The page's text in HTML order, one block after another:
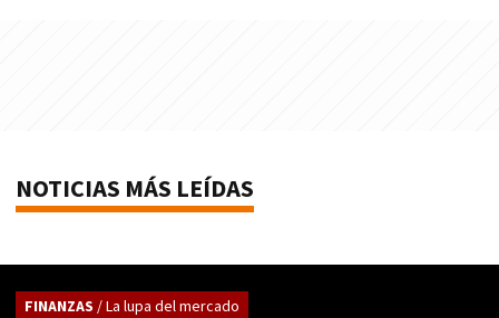
NOTICIAS MÁS LEÍDAS
FINANZAS / La lupa del mercado